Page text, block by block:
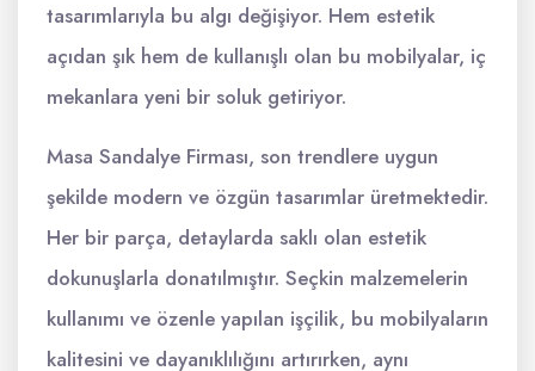
tasarımlarıyla bu algı değişiyor. Hem estetik
açıdan şık hem de kullanışlı olan bu mobilyalar, iç
mekanlara yeni bir soluk getiriyor.
Masa Sandalye Firması, son trendlere uygun
şekilde modern ve özgün tasarımlar üretmektedir.
Her bir parça, detaylarda saklı olan estetik
dokunuşlarla donatılmıştır. Seçkin malzemelerin
kullanımı ve özenle yapılan işçilik, bu mobilyaların
kalitesini ve dayanıklılığını artırırken, aynı